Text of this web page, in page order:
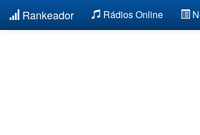
Rankeador Rádios Online